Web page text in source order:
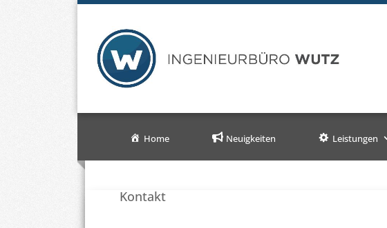
Home Neuigkeiten Leistungen
Kontakt